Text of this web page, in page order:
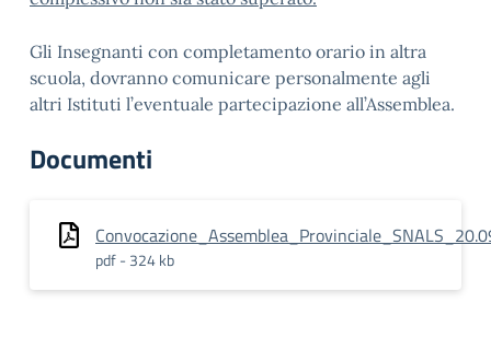
Gli Insegnanti con completamento orario in altra
scuola, dovranno comunicare personalmente agli
altri Istituti l’eventuale partecipazione all’Assemblea.
Documenti
pdf - 324 kb